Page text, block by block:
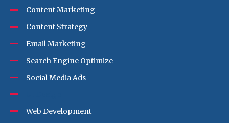
Content Marketing
Content Strategy
Email Marketing
Search Engine Optimize
Social Media Ads
Web Development